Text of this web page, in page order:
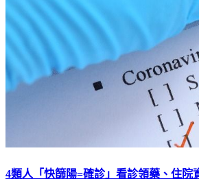
4類人「快篩陽=確診」看診領藥、住